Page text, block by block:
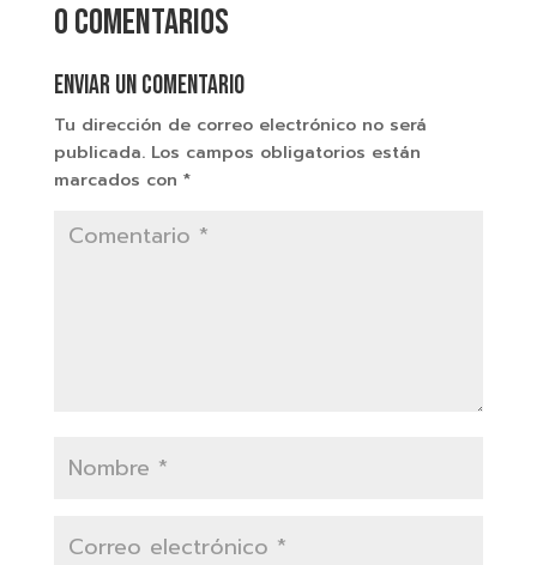
0 comentarios
Enviar un comentario
Tu dirección de correo electrónico no será
publicada. Los campos obligatorios están
marcados con *